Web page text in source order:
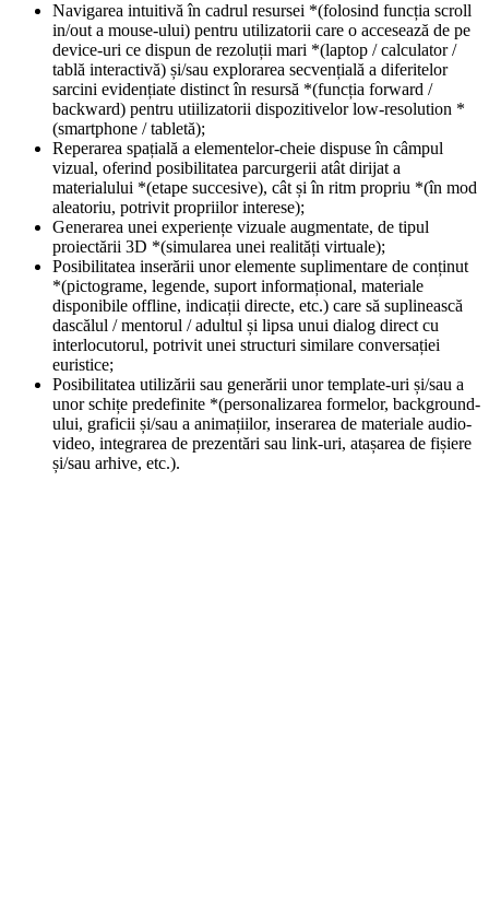
Navigarea intuitivă în cadrul resursei *(folosind funcția scroll
in/out a mouse-ului) pentru utilizatorii care o accesează de pe
device-uri ce dispun de rezoluții mari *(laptop / calculator /
tablă interactivă) și/sau explorarea secvențială a diferitelor
sarcini evidențiate distinct în resursă *(funcția forward /
backward) pentru utiilizatorii dispozitivelor low-resolution *
(smartphone / tabletă);
Reperarea spațială a elementelor-cheie dispuse în câmpul
vizual, oferind posibilitatea parcurgerii atât dirijat a
materialului *(etape succesive), cât și în ritm propriu *(în mod
aleatoriu, potrivit propriilor interese);
Generarea unei experiențe vizuale augmentate, de tipul
proiectării 3D *(simularea unei realități virtuale);
Posibilitatea inserării unor elemente suplimentare de conținut
*(pictograme, legende, suport informațional, materiale
disponibile offline, indicații directe, etc.) care să suplinească
dascălul / mentorul / adultul și lipsa unui dialog direct cu
interlocutorul, potrivit unei structuri similare conversației
euristice;
Posibilitatea utilizării sau generării unor template-uri și/sau a
unor schițe predefinite *(personalizarea formelor, background-
ului, graficii și/sau a animațiilor, inserarea de materiale audio-
video, integrarea de prezentări sau link-uri, atașarea de fișiere
și/sau arhive, etc.).